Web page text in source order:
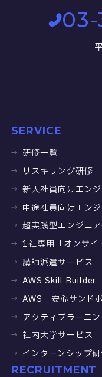
SERVICE
研修一覧
リスキリング研修
新入社員向けエン
中途社員向けエン
超実践型エンジニア
1社専用「オンサイ
講師派遣サービス
AWS Skill Builder
AWS「安心サンド
アクティブラーニ
社内大学サービス「
インターンシップ
RECRUITMENT